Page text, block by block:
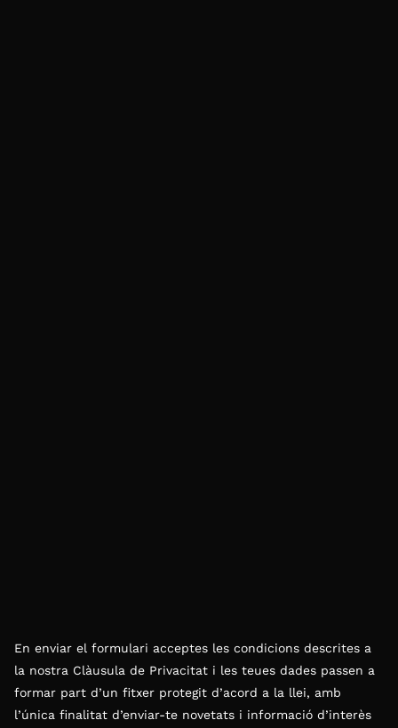
En enviar el formulari acceptes les condicions descrites a
la nostra Clàusula de Privacitat i les teues dades passen a
formar part d’un fitxer protegit d’acord a la llei, amb
l’única finalitat d’enviar-te novetats i informació d’interès